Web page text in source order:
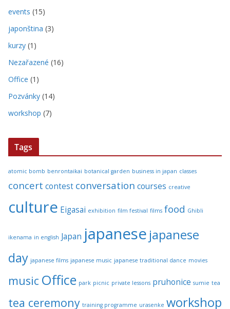
events (15)
japonština (3)
kurzy (1)
Nezařazené (16)
Office (1)
Pozvánky (14)
workshop (7)
Tags
atomic bomb benrontaikai botanical garden business in japan classes
concert contest conversation courses creative
culture Eigasai exhibition film festival films food Ghibli
ikenama in english Japan japanese japanese
day japanese films japanese music japanese traditional dance movies
music Office park picnic private lessons pruhonice sumie tea
tea ceremony training programme urasenke workshop